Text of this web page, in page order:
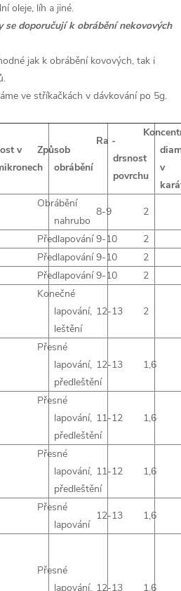
oleje, líh a jiné.
se doporučují k obrábění nekovových
jak k obrábění kovových, tak i
ve stříkačkách v dávkování po 5g.
v
Způsob
obrábění
Ra -
drsnost
povrchu
v
Obrábění
nahrubo
8-9 2
Předlapování 9-10
2
Předlapování 9-10
2
Předlapování 9-10 2
Konečné
lapování,
leštění
12-13 2
Přesné
lapování,
předleštění
12-13 1,6
Přesné
lapování,
předleštění
11-12 1,6
Přesné
lapování,
předleštění
11-12 1,6
Přesné
lapování
12-13 1,6
Přesné
lapování, 12-13 1,6